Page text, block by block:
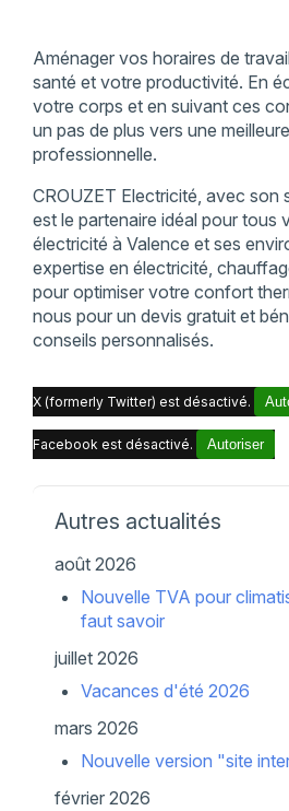
Aménager vos horaires de
santé et votre productivité. En
votre corps et en suivant ces
un pas de plus vers une
professionnelle.
CROUZET Electricité, avec son
est le partenaire idéal pour tous
électricité à Valence et ses
expertise en électricité,
pour optimiser votre confort
nous pour un devis gratuit et
conseils personnalisés.
X (formerly Twitter) est désactivé.
Facebook est désactivé. Autoriser
Autres actualités
août 2026
Nouvelle TVA pour
faut savoir
juillet 2026
Vacances d'été 2026
mars 2026
Nouvelle version "site
février 2026